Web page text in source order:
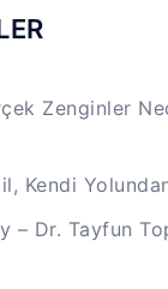
Zenginler
Kendi
– Dr. Tayfun